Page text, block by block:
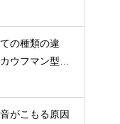
の種類の違
ウフマン型か
がこもる原因